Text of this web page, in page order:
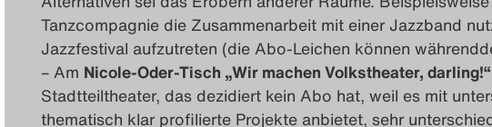
Tanzcompagnie die Zusammenarbeit mit einer Jazzband
Jazzfestival aufzutreten (die Abo-Leichen können
– Am Nicole-Oder-Tisch „Wir machen Volkstheater, darling!“
Stadtteiltheater, das dezidiert kein Abo hat, weil es mit
thematisch klar profilierte Projekte anbietet, sehr